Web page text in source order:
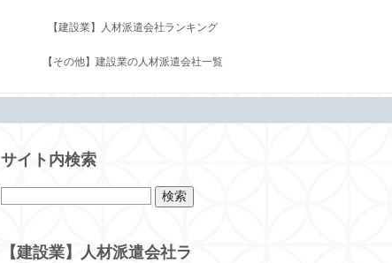
【建設業】人材派遣会社ランキング
【その他】建設業の人材派遣会社一覧
サイト内検索
【建設業】人材派遣会社ラ